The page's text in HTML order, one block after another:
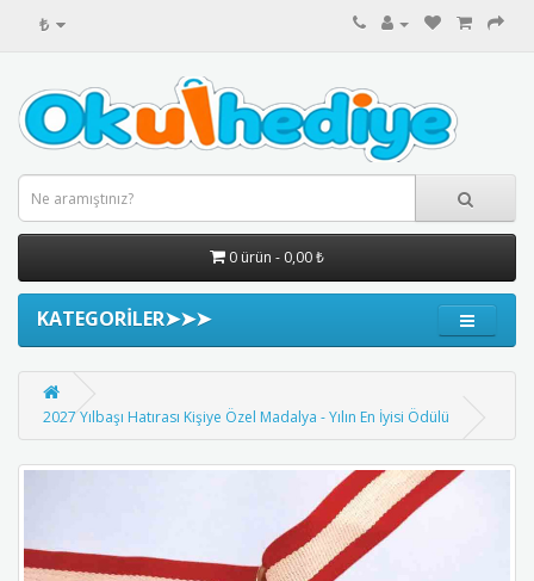
₺
0 ürün - 0,00 ₺
KATEGORİLER➤➤➤
2027 Yılbaşı Hatırası Kişiye Özel Madalya - Yılın En İyisi Ödülü